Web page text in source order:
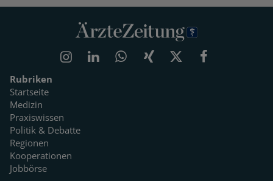
Rubriken
Startseite
Medizin
Praxiswissen
Politik & Debatte
Regionen
Kooperationen
Jobbörse